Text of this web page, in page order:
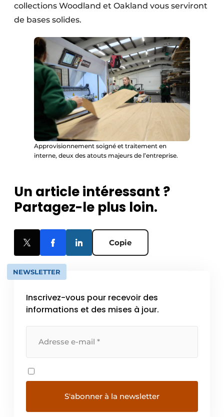
collections Woodland et Oakland vous serviront
de bases solides.
Approvisionnement soigné et traitement en
interne, deux des atouts majeurs de l’entreprise.
Un article intéressant ?
Partagez-le plus loin.
Copie
NEWSLETTER
Inscrivez-vous pour recevoir des
informations et des mises à jour.